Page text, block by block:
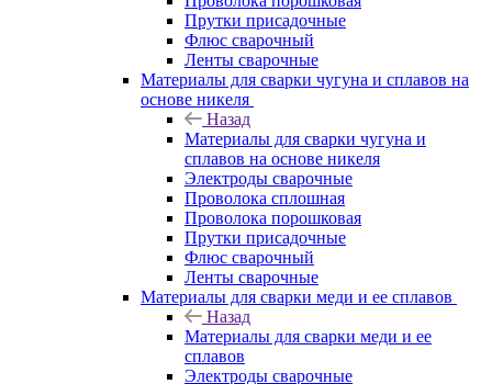
Прутки присадочные
Флюс сварочный
Ленты сварочные
Материалы для сварки чугуна и сплавов на
основе никеля
Назад
Материалы для сварки чугуна и
сплавов на основе никеля
Электроды сварочные
Проволока сплошная
Проволока порошковая
Прутки присадочные
Флюс сварочный
Ленты сварочные
Материалы для сварки меди и ее сплавов
Назад
Материалы для сварки меди и ее
сплавов
Электроды сварочные